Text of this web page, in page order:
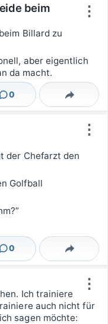
⋮
beim
Billard zu
aber eigentlich
da macht.
0
Kommentare Teilen
⋮
der Chefarzt den
Golfball
0
Kommentare Teilen
⋮
Ich trainiere
auch nicht für
sagen möchte: